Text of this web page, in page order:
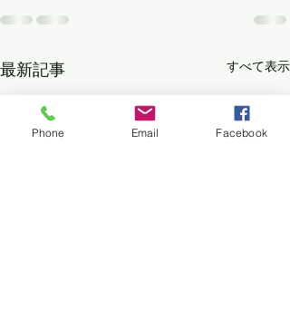
最新記事 すべて表示
Phone Email Facebook